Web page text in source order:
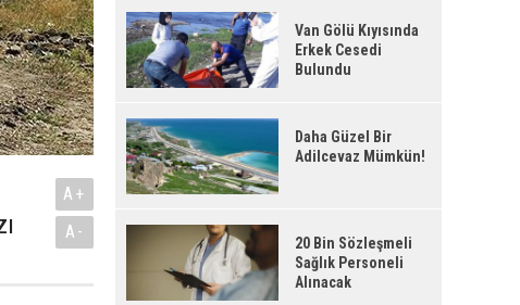
A+
A-
Van Gölü Kıyısında
Erkek Cesedi
Bulundu
Daha Güzel Bir
Adilcevaz Mümkün!
20 Bin Sözleşmeli
Sağlık Personeli
Alınacak